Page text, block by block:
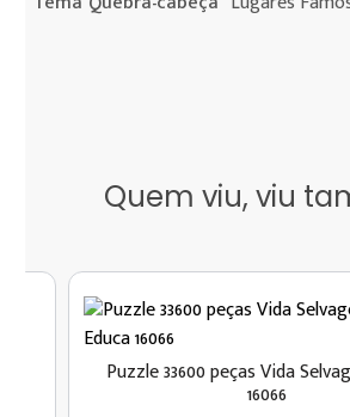
Quem viu, viu
Puzzle 33600 peças Vida
16066